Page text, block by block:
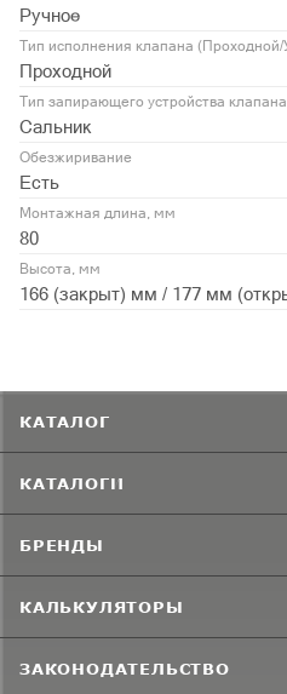
Ручное
Тип исполнения клапана (Проходной/
Проходной
Тип запирающего устройства клапана
Сальник
Обезжиривание
Есть
Монтажная длина, мм
80
Высота, мм
166 (закрыт) мм / 177 мм
КАТАЛОГ
КАТАЛОГИ
БРЕНДЫ
КАЛЬКУЛЯТОРЫ
ЗАКОНОДАТЕЛЬСТВО